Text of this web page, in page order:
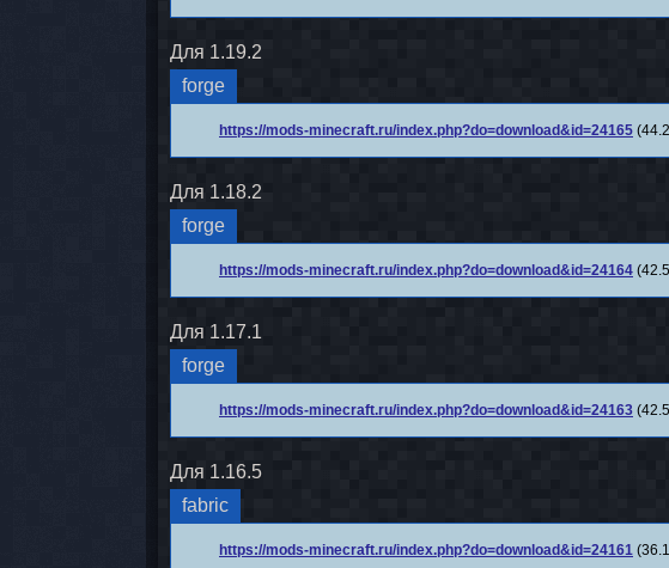
Для 1.19.2
forge
https://mods-minecraft.ru/index.php?do=download&id=24165
Для 1.18.2
forge
https://mods-minecraft.ru/index.php?do=download&id=24164
Для 1.17.1
forge
https://mods-minecraft.ru/index.php?do=download&id=24163
Для 1.16.5
fabric
https://mods-minecraft.ru/index.php?do=download&id=24161